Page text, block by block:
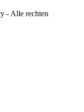
- Alle rechten